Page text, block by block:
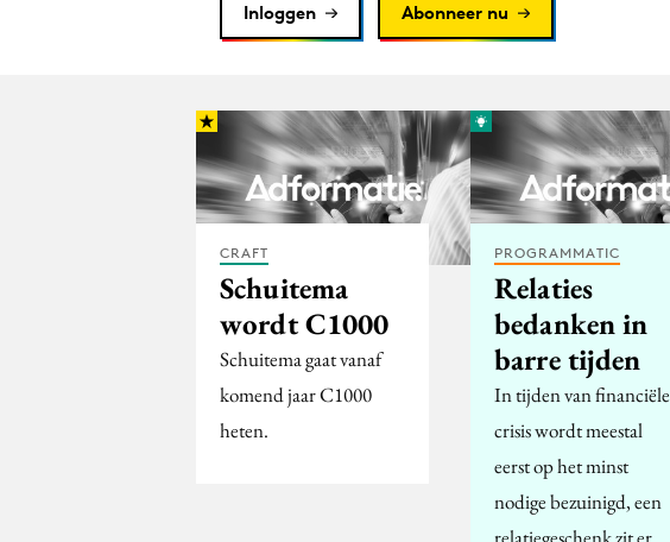
Inloggen Abonneer nu
CRAFT
Schuitema
wordt C1000
Schuitema gaat vanaf
komend jaar C1000
heten.
PROGRAMMATIC
Relaties
bedanken in
barre tijden
In tijden van financiële
crisis wordt meestal
eerst op het minst
nodige bezuinigd, een